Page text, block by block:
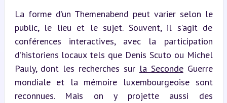
La forme d’un Themenabend peut varier selon le
public, le lieu et le sujet. Souvent, il s’agit de
conférences interactives, avec la participation
d’historiens locaux tels que Denis Scuto ou Michel
Pauly, dont les recherches sur la Seconde Guerre
mondiale et la mémoire luxembourgeoise sont
reconnues. Mais on y projette aussi des